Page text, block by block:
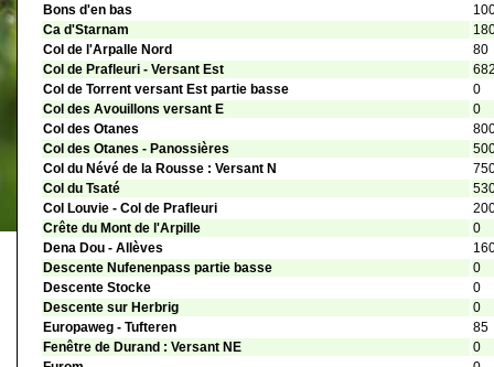
Bons d'en bas
Ca d'Starnam
Col de l'Arpalle Nord
80
Col de Prafleuri - Versant Est
Col de Torrent versant Est partie basse
0
Col des Avouillons versant E
0
Col des Otanes
Col des Otanes - Panossières
Col du Névé de la Rousse : Versant N
Col du Tsaté
Col Louvie - Col de Prafleuri
Crête du Mont de l'Arpille
0
Dena Dou - Allèves
Descente Nufenenpass partie basse
0
Descente Stocke
0
Descente sur Herbrig
0
Europaweg - Tufteren
85
Fenêtre de Durand : Versant NE
0